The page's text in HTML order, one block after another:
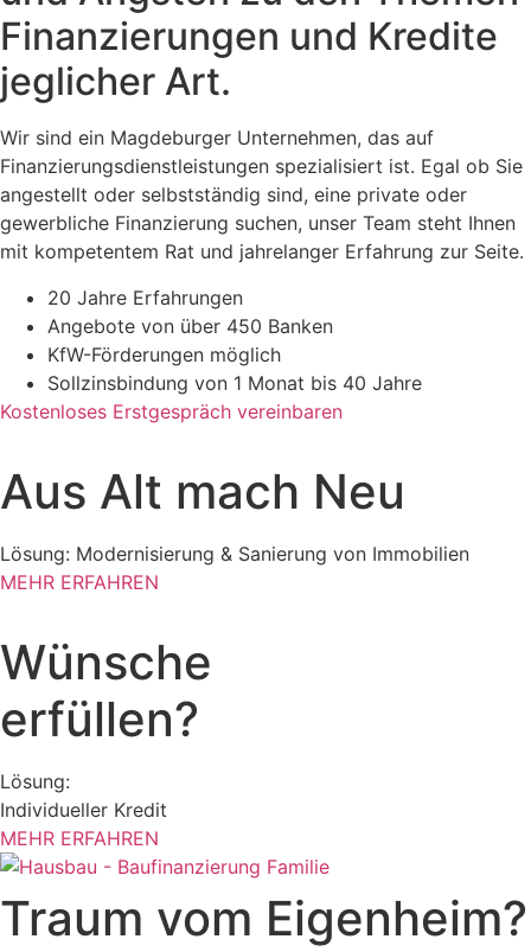
Finanzierungen und Kredite
jeglicher Art.
Wir sind ein Magdeburger Unternehmen, das auf
Finanzierungsdienstleistungen spezialisiert ist. Egal ob Sie
angestellt oder selbstständig sind, eine private oder
gewerbliche Finanzierung suchen, unser Team steht Ihnen
mit kompetentem Rat und jahrelanger Erfahrung zur Seite.
20 Jahre Erfahrungen
Angebote von über 450 Banken
KfW-Förderungen möglich
Sollzinsbindung von 1 Monat bis 40 Jahre
Kostenloses Erstgespräch vereinbaren
Aus Alt mach Neu
Lösung: Modernisierung & Sanierung von Immobilien
MEHR ERFAHREN
Wünsche
erfüllen?
Lösung:
Individueller Kredit
MEHR ERFAHREN
Traum vom Eigenheim?